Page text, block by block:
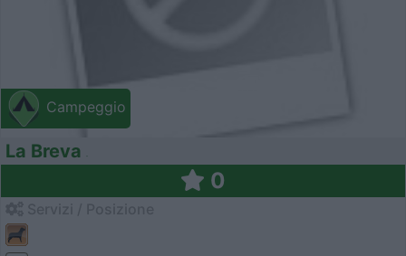
Campeggio
La Breva
0